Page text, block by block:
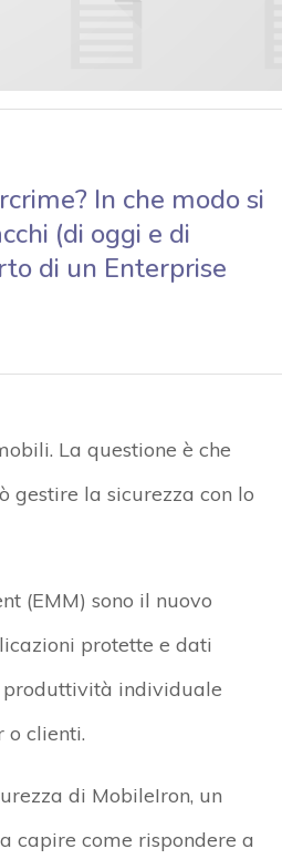
In che modo si
(di oggi e di
di un Enterprise
La questione è che
gestire la sicurezza con lo
(EMM) sono il nuovo
protette e dati
individuale
o clienti.
di MobileIron, un
capire come rispondere a